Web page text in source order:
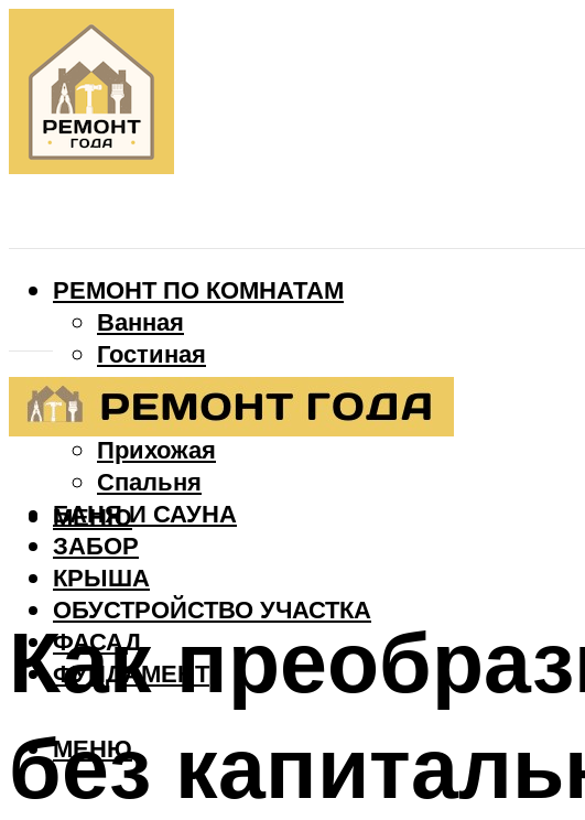
РЕМОНТ ПО КОМНАТАМ
Ванная
Гостиная
Детская
Кухня
Прихожая
Спальня
БАНЯ И САУНА
ЗАБОР
КРЫША
ОБУСТРОЙСТВО УЧАСТКА
ФАСАД
ФУНДАМЕНТ
МЕНЮ
МЕНЮ
Как
без